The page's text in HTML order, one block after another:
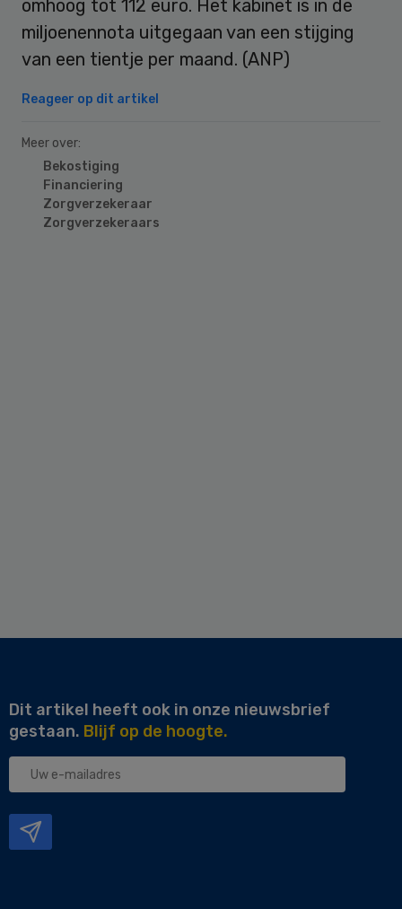
omhoog tot 112 euro. Het kabinet is in de
miljoenennota uitgegaan van een stijging
van een tientje per maand. (ANP)
Reageer op dit artikel
Meer over:
Bekostiging
Financiering
Zorgverzekeraar
Zorgverzekeraars
Dit artikel heeft ook in onze nieuwsbrief
gestaan. Blijf op de hoogte.
Uw